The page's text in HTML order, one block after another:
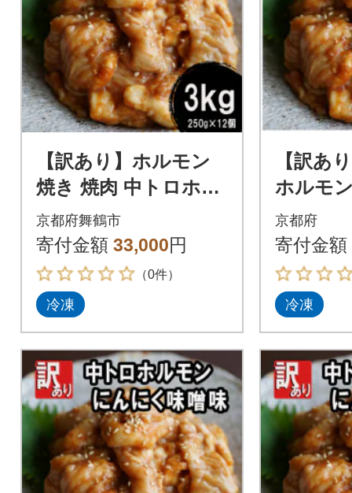
【訳あり】ホルモン
焼き 焼肉 中トロホル
モン シマ腸 3kg(250g
×12) にんにく味噌味
京都府舞鶴市
寄付金額 33,000円
（0件）
冷凍
【訳あ
ホルモ
ロホル
噌味
京都府
寄付金額
冷凍